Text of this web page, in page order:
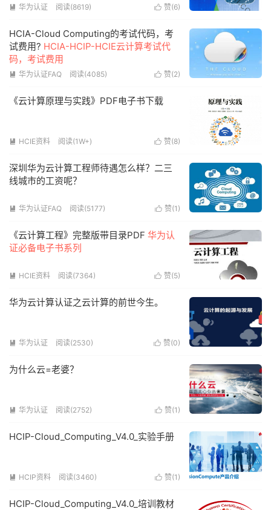
 赞(6)
 华为认证 阅读(8619)
HCIA-Cloud Computing的考试代码，考
试费用? HCIA-HCIP-HCIE云计算考试代
码，考试费用
 赞(2)
 华为认证FAQ 阅读(4085)
《云计算原理与实践》PDF电子书下载
 赞(8)
 HCIE资料 阅读(1W+)
深圳华为云计算工程师待遇怎么样？二三
线城市的工资呢？
 赞(1 )
 华为认证FAQ 阅读(5177)
《云计算工程》完整版带目录PDF 华为认
证必备电子书系列
 赞(5)
 HCIE资料 阅读(7364)
华为云计算认证之云计算的前世今生。
 赞(0)
 华为认证 阅读(2530)
为什么云=老婆？
 赞(1 )
 华为认证 阅读(2752)
HCIP-Cloud_Computing_V4.0_实验手册
 赞(1 )
 HCIP资料 阅读(3460)
HCIP-Cloud_Computing_V4.0_培训教材